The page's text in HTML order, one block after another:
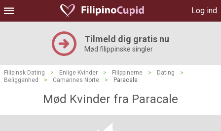
Log ind
Tilmeld dig gratis nu
Mød filippinske singler
Filipinsk Dating > Enlige Kvinder > Filippinerne > Dating
>
Beliggenhed
> Camarines Norte > Paracale
Mød Kvinder fra Paracale